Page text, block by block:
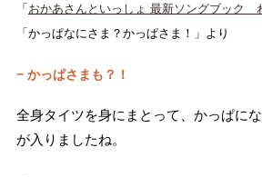
「おかあさんといっしょ 最新ソングブック
「かっぱなにさま？かっぱさま！」より
− かっぱさまも？！
全身タイツを身にまとって、かっぱに
が入りましたね。